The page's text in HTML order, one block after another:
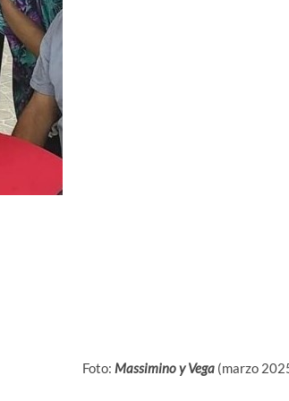
Foto: Massimino y Vega (marzo